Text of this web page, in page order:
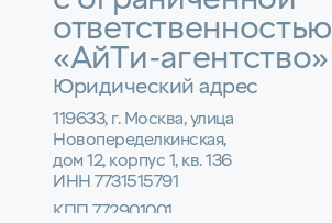
ответственностью
«АйТи-агентство»
Юридический адрес
119633, г. Москва, улица
Новопеределкинская,
дом 12, корпус 1, кв. 136
ИНН 7731515791
КПП 772901001